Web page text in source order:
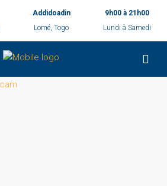
Addidoadin
Lomé, Togo
9h00 à 21h00
Lundi à Samedi